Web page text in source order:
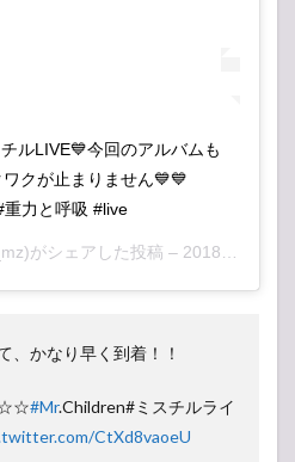
ルLIVE💙今回のアルバムも
クが止まりません💙💙
力と呼吸 #live
がシェアした投稿 – 2018年10月月13日午後11時41分PDT
、かなり早く到着！！
☆☆#Mr.Children#ミスチルライ
CtXd8vaoeU